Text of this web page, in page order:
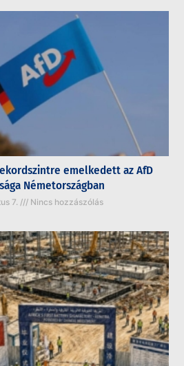
emelkedett az AfD
Németországban
7. Nincs hozzászólás